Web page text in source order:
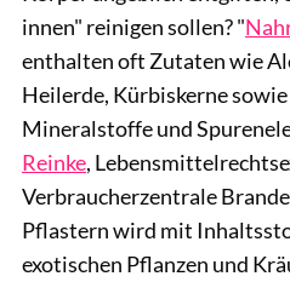
innen" reinigen sollen? "
enthalten oft Zutaten wie
Heilerde, Kürbiskerne
Mineralstoffe und
Reinke,
Verbraucherzentrale
Pflastern wird mit
exotischen Pflanzen und